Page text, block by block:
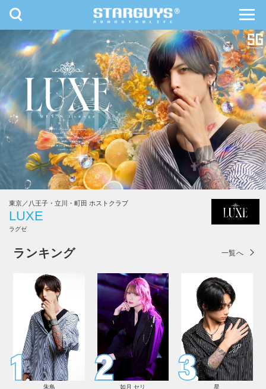
九州・沖縄 北海道・東北
toggle
navigation
東京／八王子・立川・町田 ホストクラブ
LUXE
ラグゼ
ランキング 一覧へ
朱鳥 如月 セリ 星